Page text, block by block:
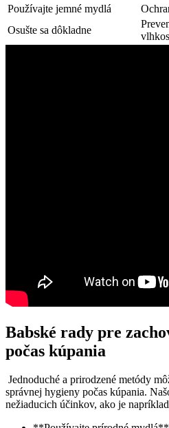
Používajte jemné mydlá
Osušte sa dôkladne
Babské rady pre
počas kúpania
Jednoduché a prirodzené metódy
správnej hygieny počas kúpania.
nežiaducich účinkov, ako je⁢